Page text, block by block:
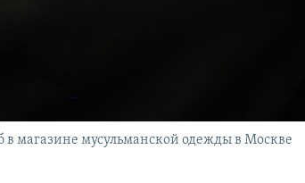
магазине мусульманской одежды в Москве